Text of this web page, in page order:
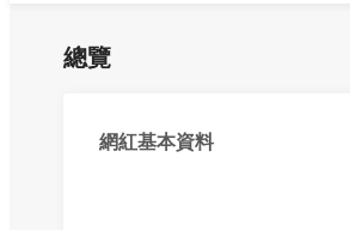
總覽
網紅基本資料